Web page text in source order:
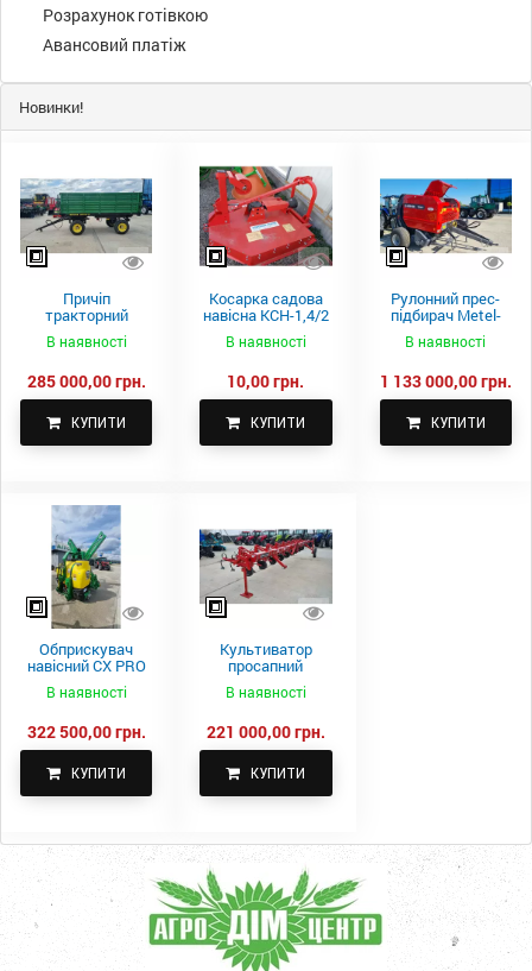
Розрахунок готівкою
Авансовий платіж
Новинки!
Причіп
тракторний
самоскидний
Spike 2 ПТС-4
В наявності
285 000,00 грн.
КУПИТИ
Косарка садова
навісна КСН-1,4/2
В наявності
10,00 грн.
КУПИТИ
Рулонний прес-
підбирач Metel-
Fach Z 587
В наявності
1 133 000,00 грн.
КУПИТИ
Обприскувач
навісний CX PRO
В наявності
322 500,00 грн.
КУПИТИ
Культиватор
просапний
КПН-5,6-05
В наявності
221 000,00 грн.
КУПИТИ